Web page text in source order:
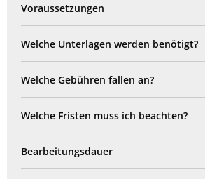
Voraussetzungen
Welche Unterlagen werden benötigt?
Welche Gebühren fallen an?
Welche Fristen muss ich beachten?
Bearbeitungsdauer